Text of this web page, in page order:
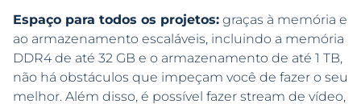
Espaço para todos os projetos: graças à memória e
ao armazenamento escaláveis, incluindo a memória
DDR4 de até 32 GB e o armazenamento de até 1 TB,
não há obstáculos que impeçam você de fazer o seu
melhor. Além disso, é possível fazer stream de vídeo,